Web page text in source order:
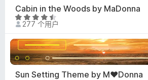
/
5
Cabin in the Woods by MaDonna
评
分
4
.
7
/
277 个用户
Sun Setting Theme by M♥Donna